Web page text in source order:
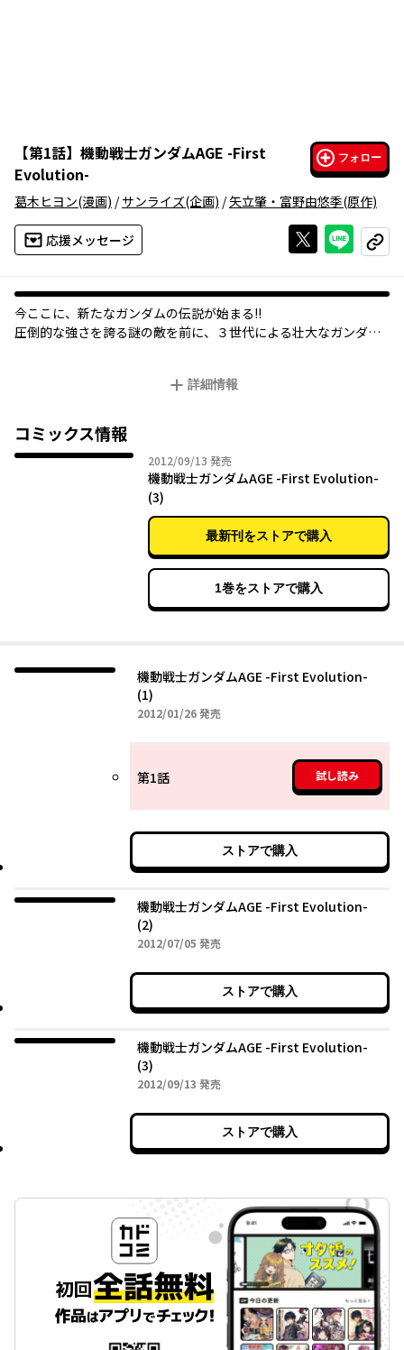
【第1話】 機動戦士ガンダムAGE -First
Evolution-
フォロー
葛木ヒヨン(漫画) /サンライズ(企画) /矢立肇・富野由悠季(原作)
応援メッセージ Xで投稿する
ライン
コピー
今ここに、新たなガンダムの伝説が始まる!!
圧倒的な強さを誇る謎の敵を前に、３世代による壮大なガンダム
詳細情報
コミックス情報
2012/09/13 2012年09月13日
発売
機動戦士ガンダムAGE -First Evolution-
(3)
最新刊をストアで購入
1巻をストアで購入
機動戦士ガンダムAGE -First Evolution-
(1)
2012/01/262012年01月26日
発売
第1話 試し読み
ストアで購入
機動戦士ガンダムAGE -First Evolution-
(2)
2012/07/05 2012年07月05日
発売
ストアで購入
機動戦士ガンダムAGE -First Evolution-
(3)
2012/09/13 2012年09月13日
発売
ストアで購入